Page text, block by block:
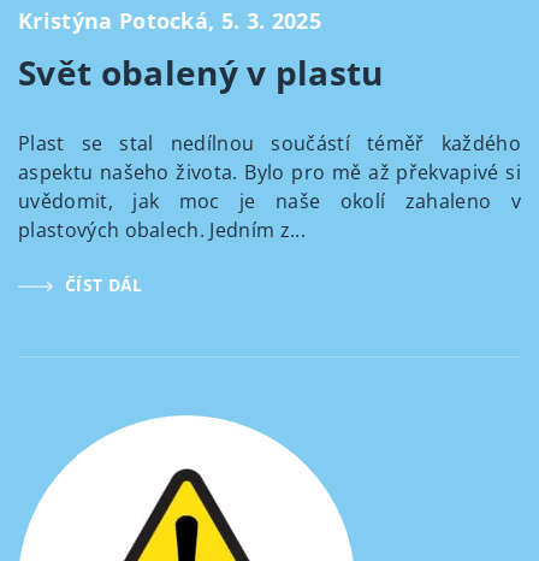
Kristýna Potocká, 5. 3. 2025
Svět obalený v plastu
Plast se stal nedílnou součástí téměř každého
aspektu našeho života. Bylo pro mě až překvapivé si
uvědomit, jak moc je naše okolí zahaleno v
plastových obalech. Jedním z...
ČÍST DÁL